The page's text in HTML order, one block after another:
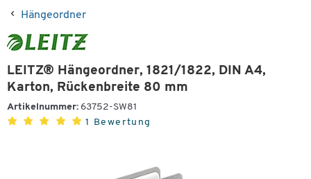
Hängeordner
LEITZ® Hängeordner, 1821/1822, DIN A4,
Karton, Rückenbreite 80 mm
Artikelnummer: 63752-SW81
1 Bewertung